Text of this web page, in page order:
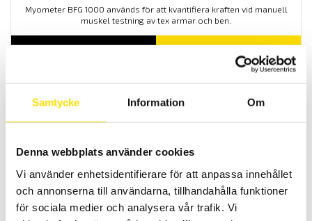
Samtycke Information Om
Denna webbplats använder cookies
Vi använder enhetsidentifierare för att anpassa innehållet
och annonserna till användarna, tillhandahålla funktioner
för sociala medier och analysera vår trafik. Vi
Myometer BFG 1000 används för att kvantifiera kraften vid manuell
muskel testning av tex armar och ben.
Biometrics myometer
Myometer används för att kvantifiera kraften vid manuell muskel